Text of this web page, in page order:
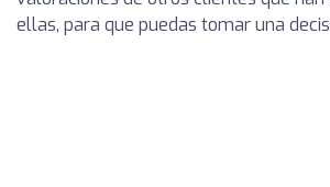
ellas, para que puedas tomar una